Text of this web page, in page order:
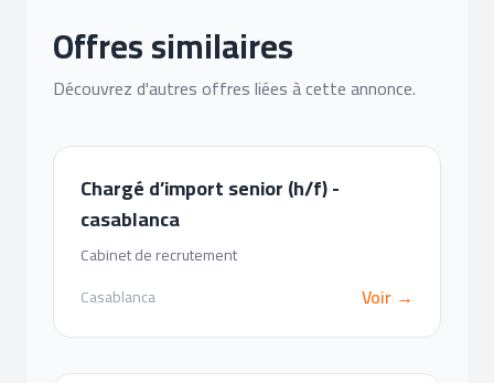
Offres similaires
Découvrez d'autres offres liées à cette annonce.
Chargé d’import senior (h/f) -
casablanca
Cabinet de recrutement
Casablanca
Voir →